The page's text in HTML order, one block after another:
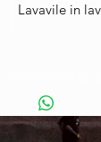
Lavavile in